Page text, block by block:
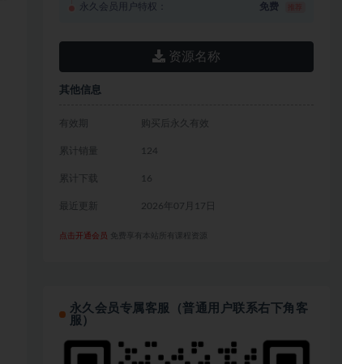
永久会员用户特权： 免费
资源名称
其他信息
有效期 购买后永久有效
累计销量 124
累计下载 16
最近更新 2026年07月17日
点击开通会员 免费享有本站所有课程资源
永久会员专属客服（普通用户联系右下角客
服）